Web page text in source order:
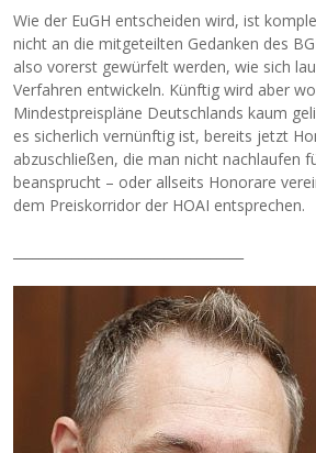
Wie der EuGH entscheiden wird, ist
nicht an die mitgeteilten Gedanken des
also vorerst gewürfelt werden, wie sich
Verfahren entwickeln. Künftig wird aber
Mindestpreispläne Deutschlands kaum
es sicherlich vernünftig ist, bereits jetzt
abzuschließen, die man nicht nachlaufen
beansprucht – oder allseits Honorare
dem Preiskorridor der HOAI entsprechen.